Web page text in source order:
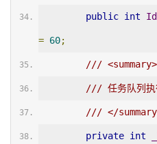
public int
= 60;
/// <summary>
/// 任务队列执
/// </
private int